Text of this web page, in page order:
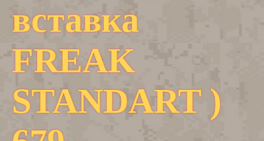
вставка
FREAK
STANDART )